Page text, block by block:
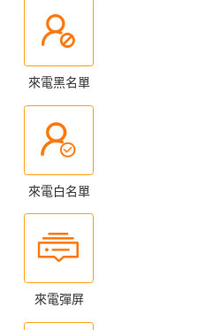
來電黑名單
來電白名單
來電彈屏